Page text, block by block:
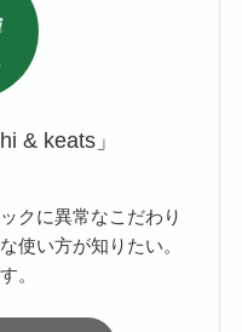
& keats」
クに異常なこだわり
使い方が知りたい。
。